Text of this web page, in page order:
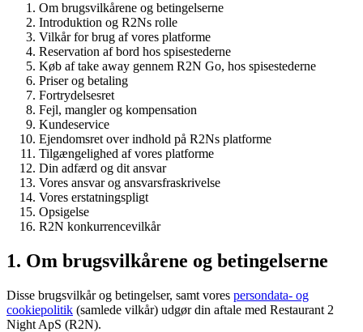
Om brugsvilkårene og betingelserne
Introduktion og R2Ns rolle
Vilkår for brug af vores platforme
Reservation af bord hos spisestederne
Køb af take away gennem R2N Go, hos spisestederne
Priser og betaling
Fortrydelsesret
Fejl, mangler og kompensation
Kundeservice
Ejendomsret over indhold på R2Ns platforme
Tilgængelighed af vores platforme
Din adfærd og dit ansvar
Vores ansvar og ansvarsfraskrivelse
Vores erstatningspligt
Opsigelse
R2N konkurrencevilkår
1. Om brugsvilkårene og betingelserne
Disse brugsvilkår og betingelser, samt vores persondata- og
cookiepolitik (samlede vilkår) udgør din aftale med Restaurant 2
Night ApS (R2N).